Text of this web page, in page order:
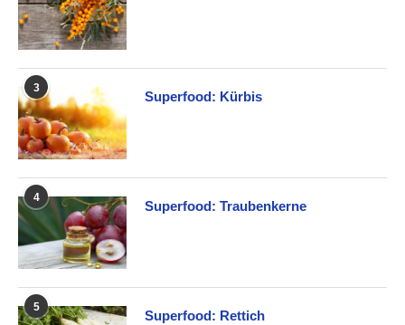
3
Superfood: Kürbis
4
Superfood: Traubenkerne
5
Superfood: Rettich